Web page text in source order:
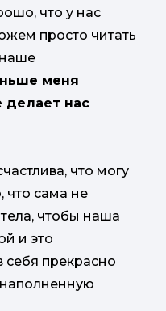
что у нас
просто читать
меня
делает нас
что могу
что сама не
чтобы наша
и это
себя прекрасно